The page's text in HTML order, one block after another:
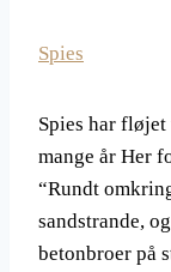
Spies
Spies har
mange år Her
“Rundt
sandstrande,
betonbroer på